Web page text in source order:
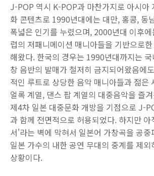
J-POP 역시 K-POP과 마찬가지로 아시아
화 콘텐츠로 1990년대에는 대만, 홍콩, 동
폭넓은 인기를 누렸으며, 2000년대 이후
럽의 저패니메이션 매니아들을 기반으로
해왔다. 한국의 경우는 1990년대까지는
창 음반의 발매가 철저히 금지되어왔음에
적인 루트로 상당한 음악 매니아들과 젊은
얼록 계열, 댄스 팝 계열의 대중음악을 즐
제4차 일본 대중문화 개방을 기점으로 J-
과 함께 전면적으로 허용되었다. 하지만
서'라는 벽에 막혀서 일본어 가창곡을 공
일본 가수의 내한 공연 무대의 중계를 제
상황이다.